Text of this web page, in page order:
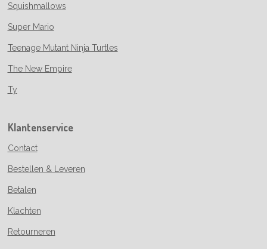
Squishmallows
Super Mario
Teenage Mutant Ninja Turtles
The New Empire
Ty
Klantenservice
Contact
Bestellen & Leveren
Betalen
Klachten
Retourneren